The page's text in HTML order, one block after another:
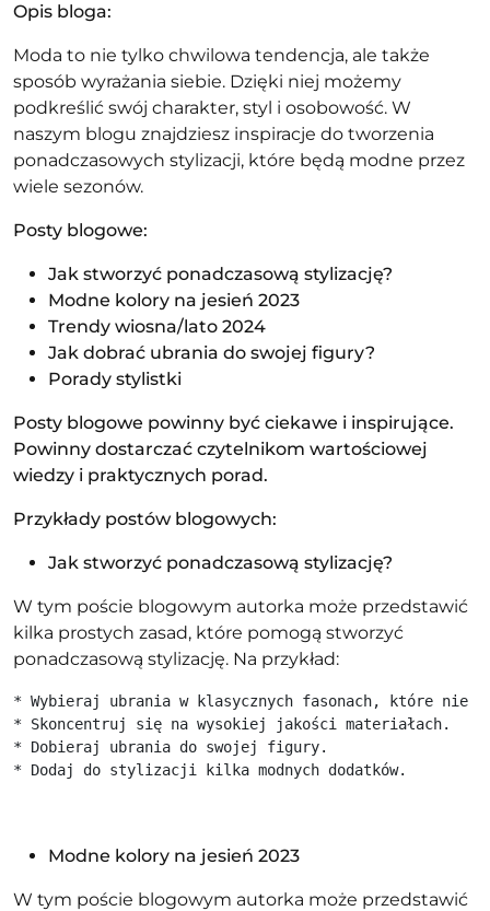
Opis bloga:
Moda to nie tylko chwilowa tendencja, ale także
sposób wyrażania siebie. Dzięki niej możemy
podkreślić swój charakter, styl i osobowość. W
naszym blogu znajdziesz inspiracje do tworzenia
ponadczasowych stylizacji, które będą modne przez
wiele sezonów.
Posty blogowe:
Jak stworzyć ponadczasową stylizację?
Modne kolory na jesień 2023
Trendy wiosna/lato 2024
Jak dobrać ubrania do swojej figury?
Porady stylistki
Posty blogowe powinny być ciekawe i inspirujące.
Powinny dostarczać czytelnikom wartościowej
wiedzy i praktycznych porad.
Przykłady postów blogowych:
Jak stworzyć ponadczasową stylizację?
W tym poście blogowym autorka może przedstawić
kilka prostych zasad, które pomogą stworzyć
ponadczasową stylizację. Na przykład:
* Wybieraj ubrania w klasycznych fasonach, które nie
* Skoncentruj się na wysokiej jakości materiałach.
* Dobieraj ubrania do swojej figury.
* Dodaj do stylizacji kilka modnych dodatków.
Modne kolory na jesień 2023
W tym poście blogowym autorka może przedstawić